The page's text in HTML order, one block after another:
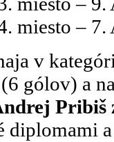
miesto – 7.
v
(6 gólov) a
Pribiš
diplomami